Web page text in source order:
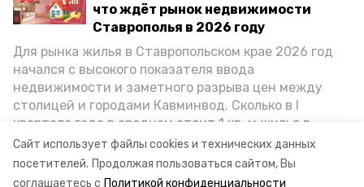
Сайт использует файлы cookies и технических данных
посетителей. Продолжая пользоваться сайтом, Вы
соглашаетесь с Политикой конфиденциальности
что ждёт рынок недвижимости
Ставрополья в 2026 году
Для рынка жилья в Ставропольском крае 2026 год
начался с высокого показателя ввода
недвижимости и заметного разрыва цен между
столицей и городами Кавминвод. Сколько в I
квартале года в среднем стоит 1 кв. м жилья в
городах и округах региона, как изменился спрос на
первичку и вторичку, какова себестоимость
стройки собственного жилья в этом году и какие
6 августа 2024, 09:23
Сломанные площадки в
парке отдыха
Ессентукской
ремонтируют по мере
поломки
Общество
6 августа 2024, 09:04
Спортплощадки, детские
домики и зона
буккроссинга: чем
привлекает парк
станицы Ессентукской
Все новости